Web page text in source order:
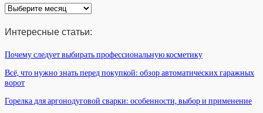
Архив
статей
Интересные статьи:
Почему следует выбирать профессиональную косметику
Всё, что нужно знать перед покупкой: обзор автоматических гаражных
ворот
Горелка для аргонодуговой сварки: особенности, выбор и применение